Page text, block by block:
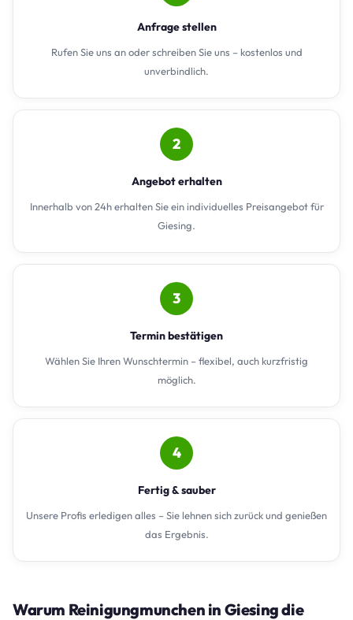
Anfrage stellen
Rufen Sie uns an oder schreiben Sie uns – kostenlos und
unverbindlich.
2
Angebot erhalten
Innerhalb von 24h erhalten Sie ein individuelles Preisangebot für
Giesing.
3
Termin bestätigen
Wählen Sie Ihren Wunschtermin – flexibel, auch kurzfristig
möglich.
4
Fertig & sauber
Unsere Profis erledigen alles – Sie lehnen sich zurück und genießen
das Ergebnis.
Warum Reinigungmunchen in Giesing die